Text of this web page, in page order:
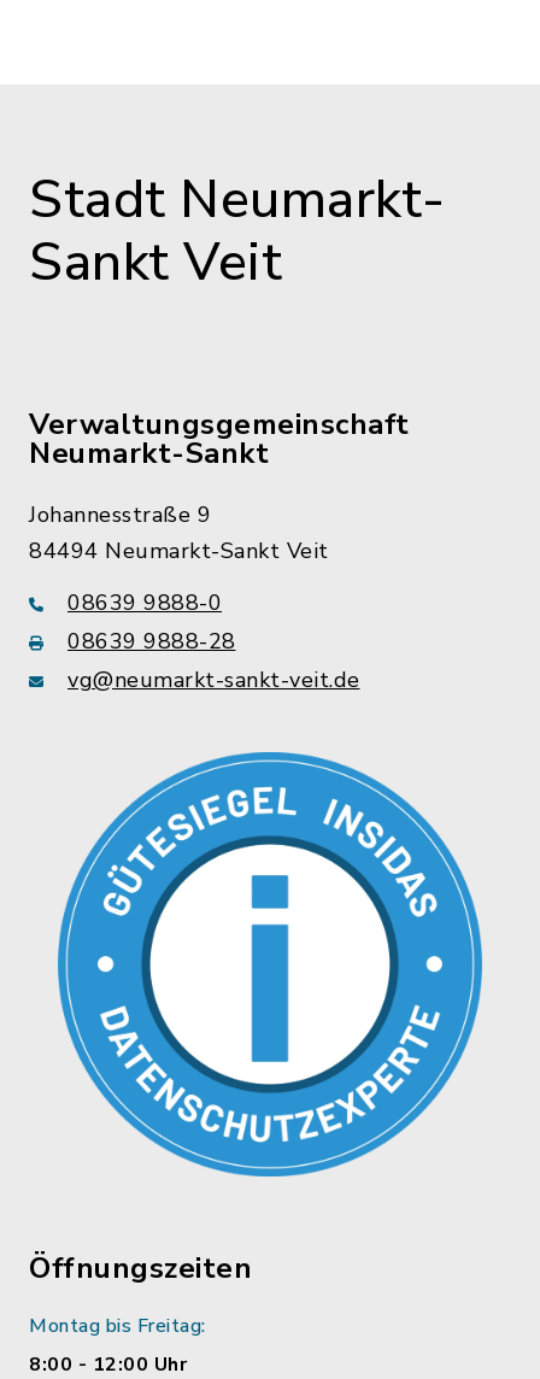
Stadt Neumarkt-
Sankt Veit
Verwaltungsgemeinschaft
Neumarkt-Sankt
Johannesstraße 9
84494 Neumarkt-Sankt Veit
08639 9888-0
08639 9888-28
vg@neumarkt-sankt-veit.de
Öffnungszeiten
Montag bis Freitag:
8:00 - 12:00 Uhr